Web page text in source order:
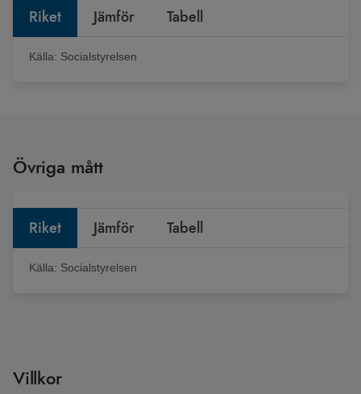
Riket Jämför Tabell
Källa: Socialstyrelsen
Övriga mått
Riket Jämför Tabell
Källa: Socialstyrelsen
Villkor